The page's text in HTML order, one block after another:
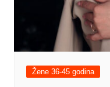
Žene 36-45 godina